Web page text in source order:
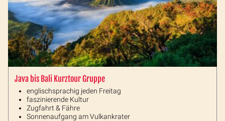
Java bis Bali Kurztour Gruppe
englischsprachig jeden Freitag
faszinierende Kultur
Zugfahrt & Fähre
Sonnenaufgang am Vulkankrater